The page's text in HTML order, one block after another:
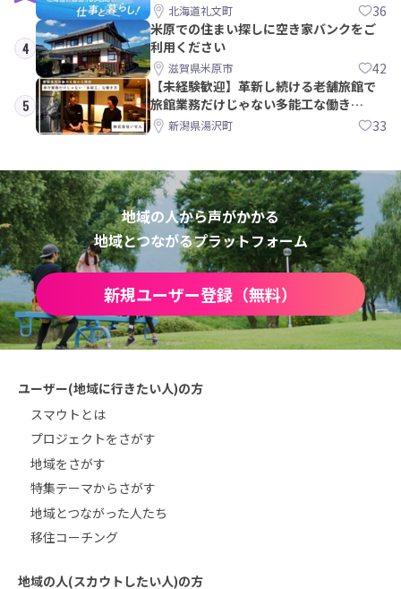
北海道礼文町 36
4
米原での住まい探しに空き家バンクをご
利用ください
滋賀県米原市 42
5
【未経験歓迎】革新し続ける老舗旅館で
旅館業務だけじゃない多能工な働き
方。 株式会社いせん
新潟県湯沢町 33
地域の人から声がかかる
地域とつながるプラットフォーム
新規ユーザー登録（無料）
ユーザー(地域に行きたい人)の方
スマウトとは
プロジェクトをさがす
地域をさがす
特集テーマからさがす
地域とつながった人たち
移住コーチング
地域の人(スカウトしたい人)の方